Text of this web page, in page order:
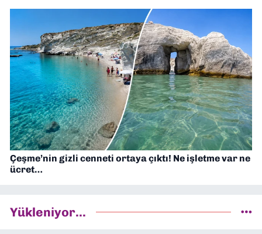
Çeşme’nin gizli cenneti ortaya çıktı! Ne işletme var ne
ücret…
Yükleniyor...